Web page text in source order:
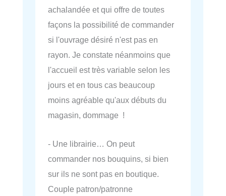
achalandée et qui offre de toutes
façons la possibilité de commander
si l'ouvrage désiré n'est pas en
rayon. Je constate néanmoins que
l'accueil est très variable selon les
jours et en tous cas beaucoup
moins agréable qu'aux débuts du
magasin, dommage !
- Une librairie… On peut
commander nos bouquins, si bien
sur ils ne sont pas en boutique.
Couple patron/patronne